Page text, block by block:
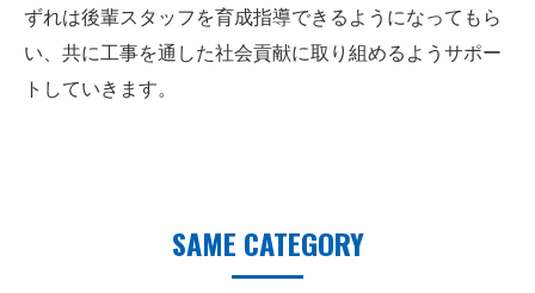
ずれは後輩スタッフを育成指導できるようになってもら
い、共に工事を通した社会貢献に取り組めるようサポー
トしていきます。
SAME CATEGORY